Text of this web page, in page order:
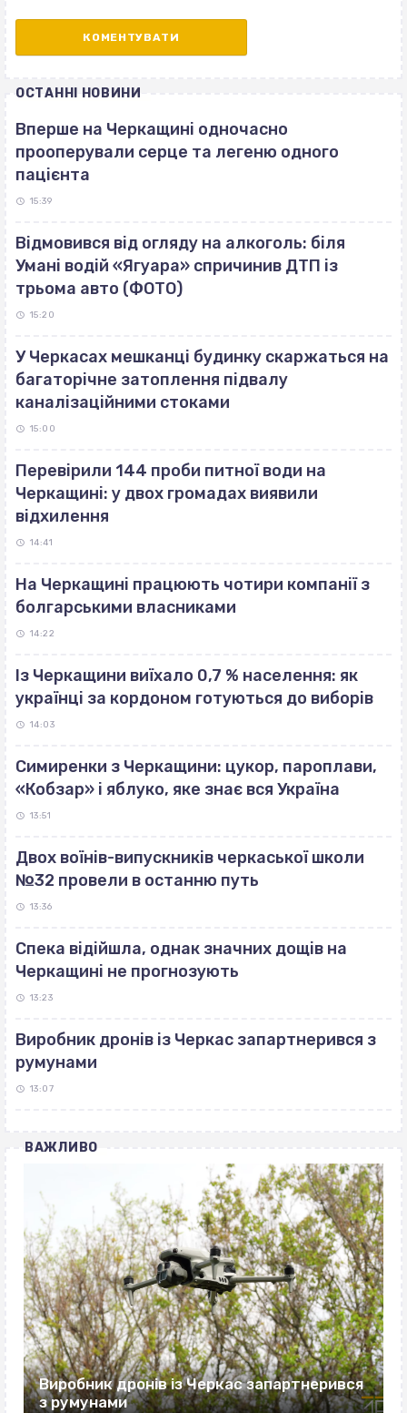
ОСТАННІ НОВИНИ
Вперше на Черкащині одночасно
прооперували серце та легеню одного
пацієнта
15:39
Відмовився від огляду на алкоголь: біля
Умані водій «Ягуара» спричинив ДТП із
трьома авто (ФОТО)
15:20
У Черкасах мешканці будинку скаржаться на
багаторічне затоплення підвалу
каналізаційними стоками
15:00
Перевірили 144 проби питної води на
Черкащині: у двох громадах виявили
відхилення
14:41
На Черкащині працюють чотири компанії з
болгарськими власниками
14:22
Із Черкащини виїхало 0,7 % населення: як
українці за кордоном готуються до виборів
14:03
Симиренки з Черкащини: цукор, пароплави,
«Кобзар» і яблуко, яке знає вся Україна
13:51
Двох воїнів-випускників черкаської школи
№32 провели в останню путь
13:36
Спека відійшла, однак значних дощів на
Черкащині не прогнозують
13:23
Виробник дронів із Черкас запартнерився з
румунами
13:07
ВАЖЛИВО
Виробник дронів із Черкас запартнерився
з румунами